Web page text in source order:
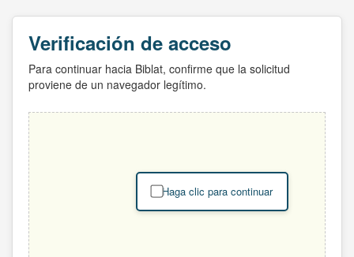
Verificación de acceso
Para continuar hacia Biblat, confirme que la solicitud
proviene de un navegador legítimo.
Haga clic para continuar